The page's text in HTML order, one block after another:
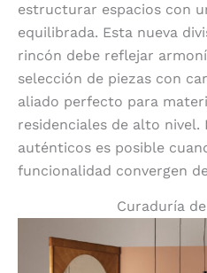
estructurar espacios con
equilibrada. Esta nueva
rincón debe reflejar
selección de piezas con
aliado perfecto para
residenciales de alto nivel.
auténticos es posible
funcionalidad convergen
Curaduría